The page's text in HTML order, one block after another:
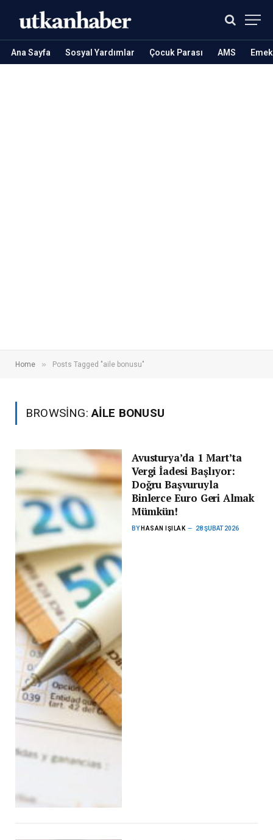
Ana Sayfa Sosyal Yardımlar Çocuk Parası AMS
Home » Posts Tagged "aile bonusu"
BROWSING:AILE BONUSU
Avusturya’da 1 Mart’ta
Vergi İadesi Başlıyor:
Doğru Başvuruyla
Binlerce Euro Geri Almak
Mümkün!
BY HASAN IŞILAK 28 ŞUBAT 2026